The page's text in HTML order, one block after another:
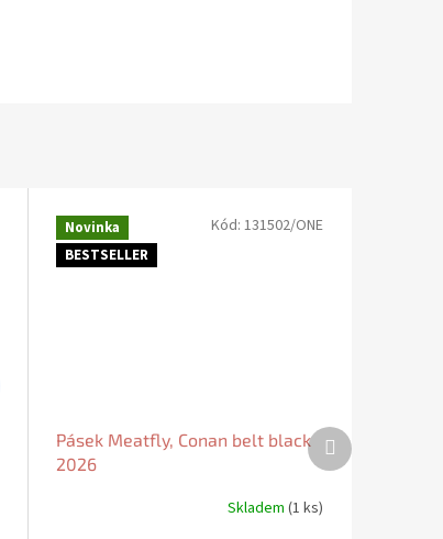
Novinka
BESTSELLER
Pásek Meatfly, Conan belt black
2026
Skladem (1 ks)
Kód: 131502/ONE
Další
produkt